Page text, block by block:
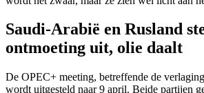
Saudi-Arabië en Rusland
ontmoeting uit, olie daalt
De OPEC+ meeting, betreffende de
wordt uitgesteld naar 9 april. Beide partijen